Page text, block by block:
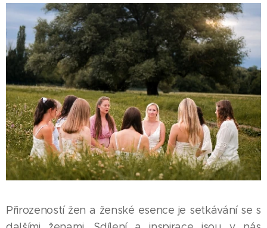
Přirozeností žen a ženské esence je setkávání se s